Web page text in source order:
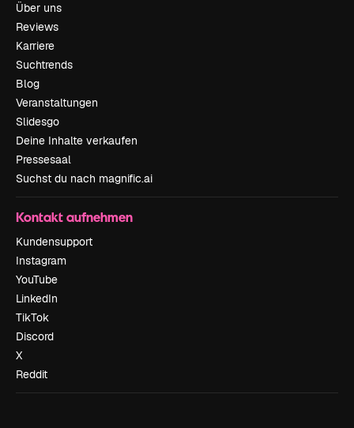
Über uns
Reviews
Karriere
Suchtrends
Blog
Veranstaltungen
Slidesgo
Deine Inhalte verkaufen
Pressesaal
Suchst du nach magnific.ai
Kontakt aufnehmen
Kundensupport
Instagram
YouTube
LinkedIn
TikTok
Discord
X
Reddit